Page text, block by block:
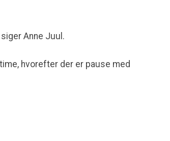
Anne Juul.
hvorefter der er pause med